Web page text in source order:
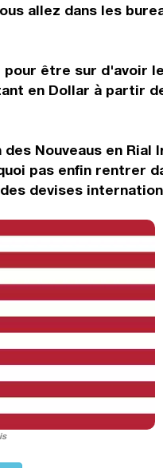
allez dans les
être sur d'avoir
en Dollar à partir
Nouveaus en
pas enfin rentrer
devises